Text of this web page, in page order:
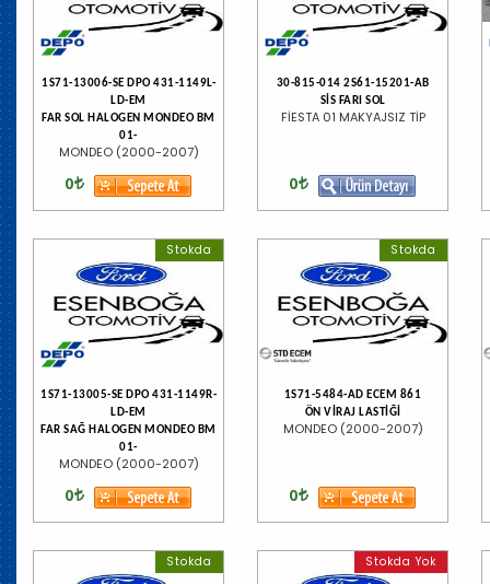
1S71-13006-SE DPO 431-1149L-
LD-EM
FAR SOL HALOGEN MONDEO BM
01-
MONDEO (2000-2007)
0
30-815-014 2S61-15201-AB
SİS FARI SOL
FİESTA 01 MAKYAJSIZ TİP
0
Stokda
1S71-13005-SE DPO 431-1149R-
LD-EM
FAR SAĞ HALOGEN MONDEO BM
01-
MONDEO (2000-2007)
0
Stokda
1S71-5484-AD ECEM 861
ÖN VİRAJ LASTİĞİ
MONDEO (2000-2007)
0
Stokda Stokda Yok